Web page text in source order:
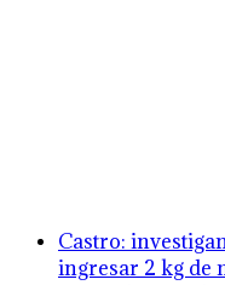
Castro:
ingresar 2 kg de